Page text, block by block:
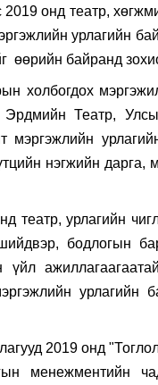
2019 онд театр,
урлагийн
өөрийн байранд
холбогдох
Театр,
нэгжийн дарга,
театр, урлагийн
бодлогын
урлагийн
2019 онд
менежментийн